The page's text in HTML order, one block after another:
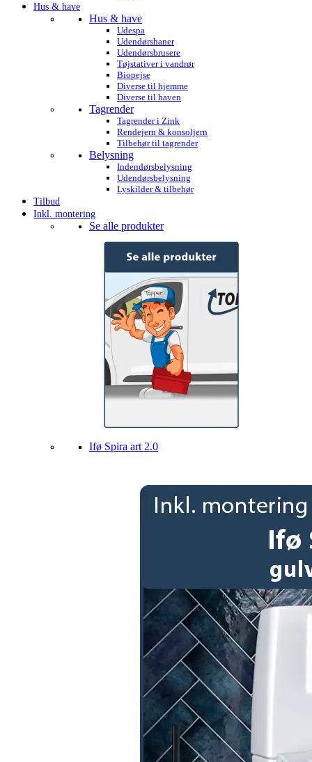
Hus & have
Hus & have
Udespa
Udendørshaner
Udendørsbrusere
Tøjstativer i vandrør
Biopejse
Diverse til hjemme
Diverse til haven
Tagrender
Tagrender i Zink
Rendejern & konsoljern
Tilbehør til tagrender
Belysning
Indendørsbelysning
Udendørsbelysning
Lyskilder & tilbehør
Tilbud
Inkl. montering
Se alle produkter
Ifø Spira art 2.0